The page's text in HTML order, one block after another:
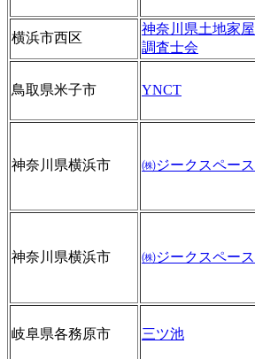
横浜市西区
神奈川県土地家屋
調査士会
鳥取県米子市 YNCT
神奈川県横浜市 ㈱ジークスペース
神奈川県横浜市 ㈱ジークスペース
岐阜県各務原市 三ツ池